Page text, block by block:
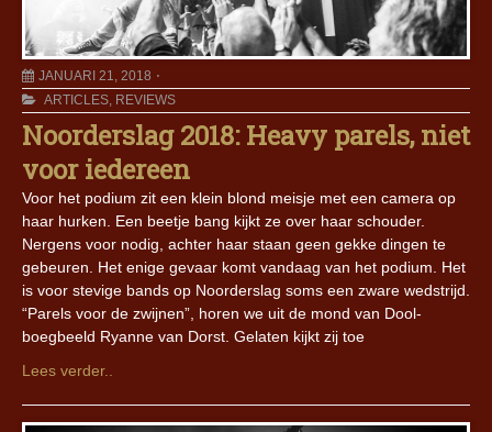
JANUARI 21, 2018
ARTICLES, REVIEWS
Noorderslag 2018: Heavy parels, niet
voor iedereen
Voor het podium zit een klein blond meisje met een camera op
haar hurken. Een beetje bang kijkt ze over haar schouder.
Nergens voor nodig, achter haar staan geen gekke dingen te
gebeuren. Het enige gevaar komt vandaag van het podium. Het
is voor stevige bands op Noorderslag soms een zware wedstrijd.
“Parels voor de zwijnen”, horen we uit de mond van Dool-
boegbeeld Ryanne van Dorst. Gelaten kijkt zij toe
Lees verder..